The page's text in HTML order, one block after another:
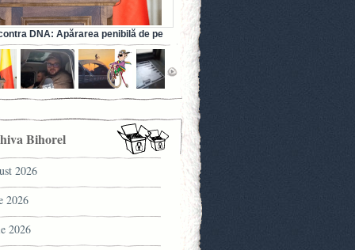
DNA: Apărarea penibilă de pe
fostului ministru al Sănătății (VIDEO)
Bihorel
2026
2026
2026